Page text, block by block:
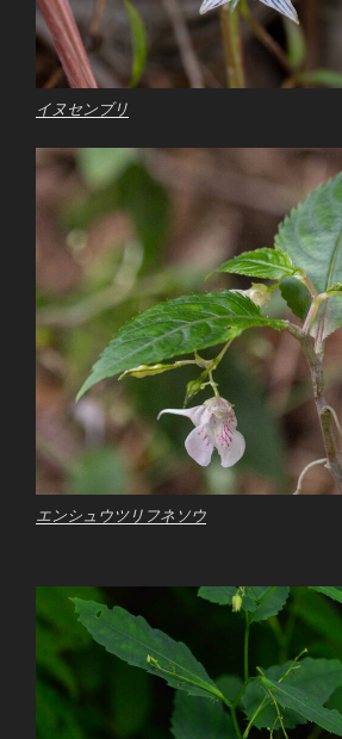
イヌセンブリ
エンシュウツリフネソウ